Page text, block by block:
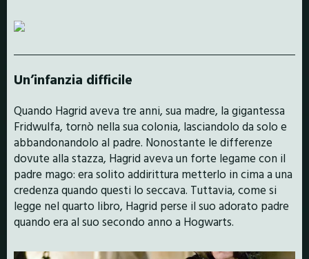
Un’infanzia difficile
Quando Hagrid aveva tre anni, sua madre, la gigantessa
Fridwulfa, tornò nella sua colonia, lasciandolo da solo e
abbandonandolo al padre. Nonostante le differenze
dovute alla stazza, Hagrid aveva un forte legame con il
padre mago: era solito addirittura metterlo in cima a una
credenza quando questi lo seccava. Tuttavia, come si
legge nel quarto libro, Hagrid perse il suo adorato padre
quando era al suo secondo anno a Hogwarts.